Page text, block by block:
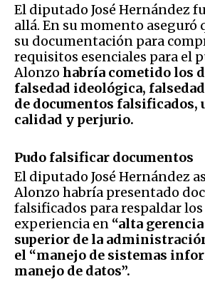
El diputado José Hernández
allá. En su momento aseguró
su documentación para
requisitos esenciales para el
Alonzo habría cometido los
falsedad ideológica,
de documentos falsificados,
calidad y perjurio.
Pudo falsificar documentos
El diputado José Hernández
Alonzo habría presentado
falsificados para respaldar
experiencia en “alta
superior de la
el “manejo de sistemas
manejo de datos”.